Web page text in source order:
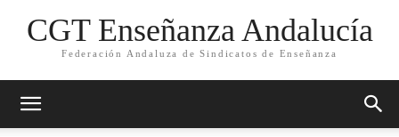
CGT Enseñanza Andalucía
Federación Andaluza de Sindicatos de Enseñanza